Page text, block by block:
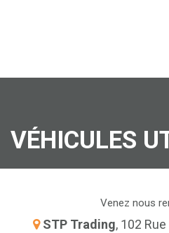
VÉHICULES
Venez nous
STP Trading, 102